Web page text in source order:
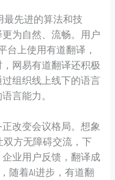
最先进的算法和技
为自然、流畅。用户
台上使用有道翻译，
网易有道翻译还积极
组织线上线下的语言
言能力。
改变会议格局。想象
双方无障碍交流，下
业用户反馈，翻译成
随着AI进步，有道翻